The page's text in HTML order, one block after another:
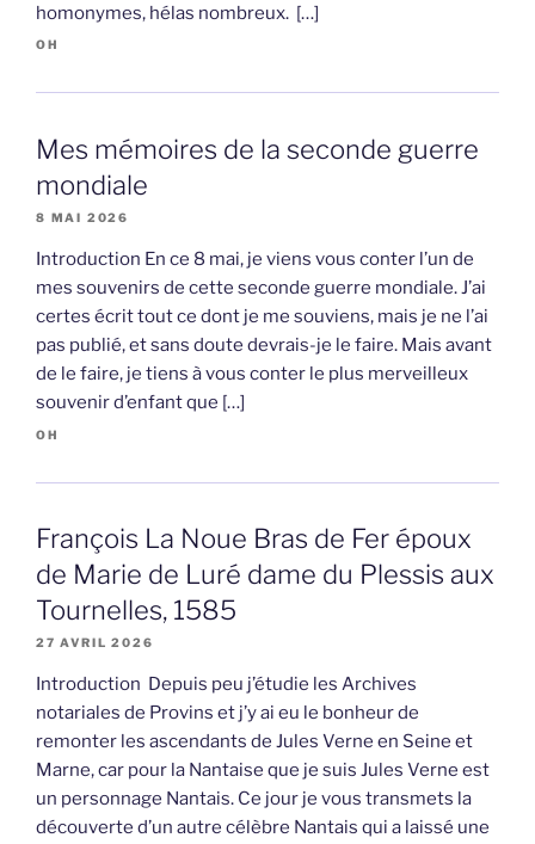
homonymes, hélas nombreux. […]
OH
Mes mémoires de la seconde guerre
mondiale
8 MAI 2026
Introduction En ce 8 mai, je viens vous conter l’un de
mes souvenirs de cette seconde guerre mondiale. J’ai
certes écrit tout ce dont je me souviens, mais je ne l’ai
pas publié, et sans doute devrais-je le faire. Mais avant
de le faire, je tiens à vous conter le plus merveilleux
souvenir d’enfant que […]
OH
François La Noue Bras de Fer époux
de Marie de Luré dame du Plessis aux
Tournelles, 1585
27 AVRIL 2026
Introduction Depuis peu j’étudie les Archives
notariales de Provins et j’y ai eu le bonheur de
remonter les ascendants de Jules Verne en Seine et
Marne, car pour la Nantaise que je suis Jules Verne est
un personnage Nantais. Ce jour je vous transmets la
découverte d’un autre célèbre Nantais qui a laissé une